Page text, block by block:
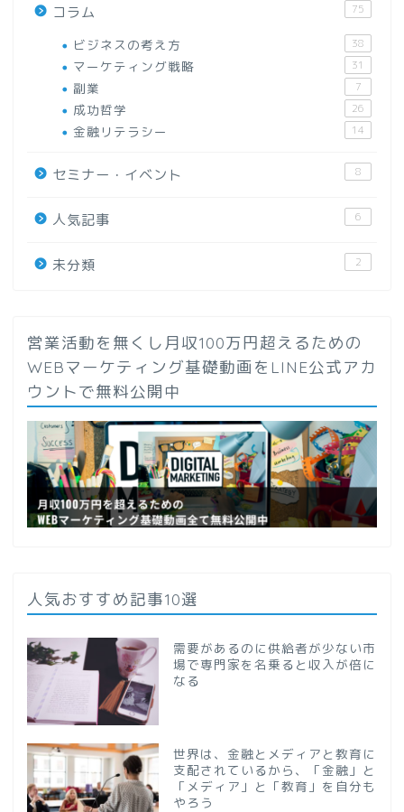
コラム 75
ビジネスの考え方 38
マーケティング戦略 31
副業 7
成功哲学 26
金融リテラシー 14
セミナー・イベント 8
人気記事 6
未分類 2
営業活動を無くし月収100万円超えるための
WEBマーケティング基礎動画をLINE公式アカ
ウントで無料公開中
人気おすすめ記事10選
需要があるのに供給者が少ない市
場で専門家を名乗ると収入が倍に
なる
世界は、金融とメディアと教育に
支配されているから、「金融」と
「メディア」と「教育」を自分も
やろう